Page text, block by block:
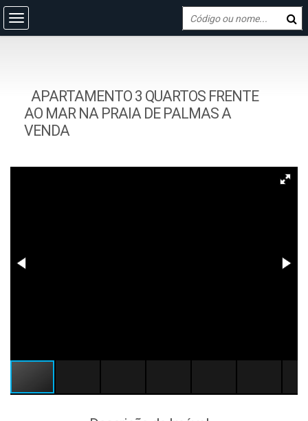
APARTAMENTO 3 QUARTOS FRENTE
AO MAR NA PRAIA DE PALMAS A
VENDA